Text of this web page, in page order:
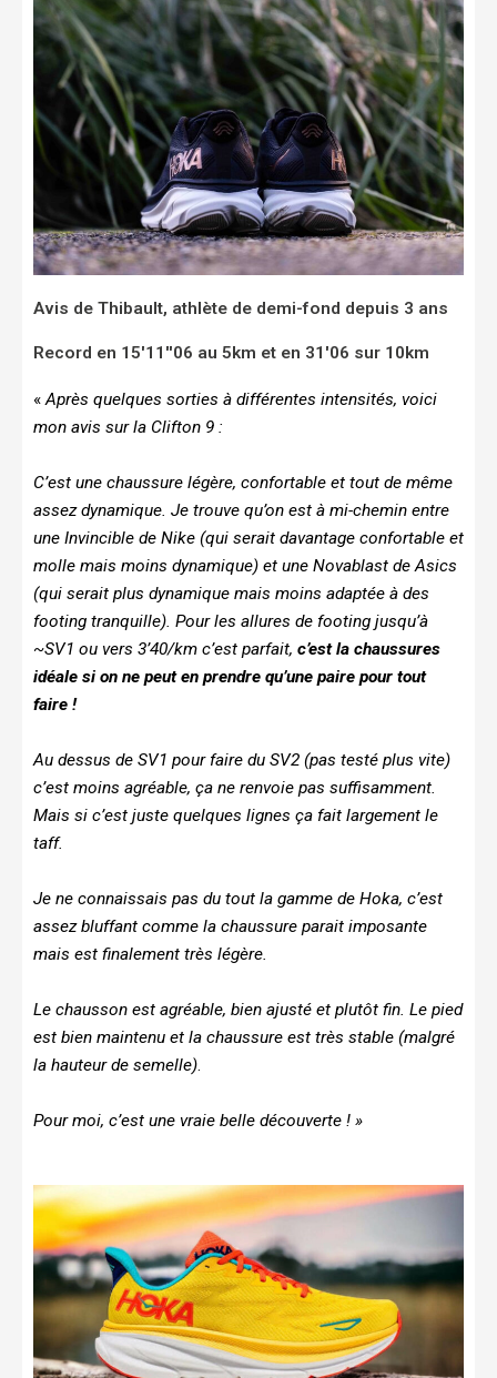
Avis de Thibault, athlète de demi-fond depuis 3 ans
Record en 15'11''06 au 5km et en 31'06 sur 10km
«Après quelques sorties à différentes intensités, voici
mon avis sur la Clifton 9 :
C’est une chaussure légère, confortable et tout de même
assez dynamique. Je trouve qu’on est à mi-chemin entre
une Invincible de Nike (qui serait davantage confortable et
molle mais moins dynamique) et une Novablast de Asics
(qui serait plus dynamique mais moins adaptée à des
footing tranquille). Pour les allures de footing jusqu’à
~SV1 ou vers 3’40/km c’est parfait, c’est la chaussures
idéale si on ne peut en prendre qu’une paire pour tout
faire !
Au dessus de SV1 pour faire du SV2 (pas testé plus vite)
c’est moins agréable, ça ne renvoie pas suffisamment.
Mais si c’est juste quelques lignes ça fait largement le
taff.
Je ne connaissais pas du tout la gamme de Hoka, c’est
assez bluffant comme la chaussure parait imposante
mais est finalement très légère.
Le chausson est agréable, bien ajusté et plutôt fin. Le pied
est bien maintenu et la chaussure est très stable (malgré
la hauteur de semelle).
Pour moi, c’est une vraie belle découverte ! »